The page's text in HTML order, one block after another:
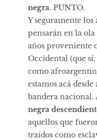
negra. PUNTO.
Y seguramente
pensarán en la
años proveniente
Occidental (que
como
estamos acá
bandera nacional.
negra
aquellos que
traídos como